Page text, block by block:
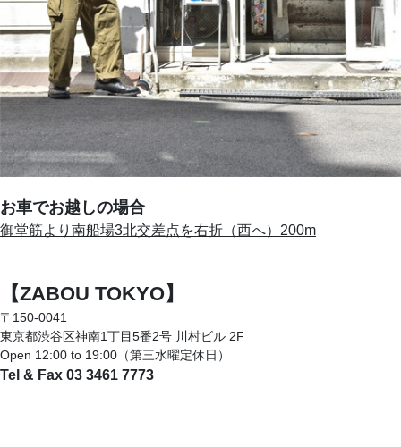
お車でお越しの場合
御堂筋より南船場3北交差点を右折（西へ）200m
【ZABOU TOKYO】
〒150-0041
東京都渋谷区神南1丁目5番2号 川村ビル 2F
Open 12:00 to 19:00（第三水曜定休日）
Tel & Fax 03 3461 7773